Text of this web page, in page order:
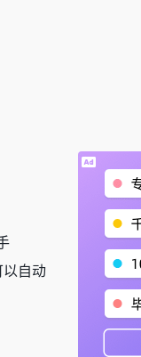
自动